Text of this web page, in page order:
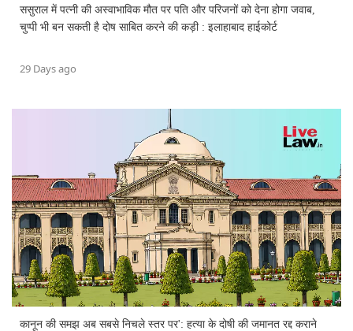
ससुराल में पत्नी की अस्वाभाविक मौत पर पति और परिजनों को देना होगा जवाब,
चुप्पी भी बन सकती है दोष साबित करने की कड़ी : इलाहाबाद हाईकोर्ट
29 Days ago
कानून की समझ अब सबसे निचले स्तर पर': हत्या के दोषी की जमानत रद्द कराने